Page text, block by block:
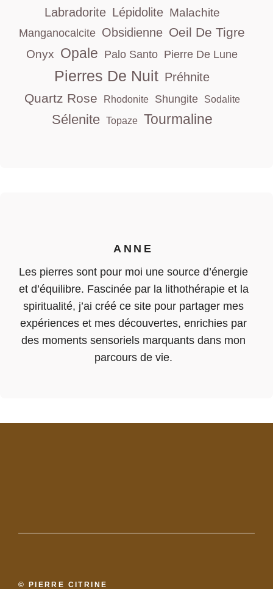
Labradorite Lépidolite Malachite
Manganocalcite Obsidienne Oeil De Tigre
Onyx Opale Palo Santo Pierre De Lune
Pierres De Nuit Préhnite
Quartz Rose Rhodonite Shungite Sodalite
Sélenite Topaze Tourmaline
ANNE
Les pierres sont pour moi une source d’énergie
et d’équilibre. Fascinée par la lithothérapie et la
spiritualité, j’ai créé ce site pour partager mes
expériences et mes découvertes, enrichies par
des moments sensoriels marquants dans mon
parcours de vie.
© PIERRE CITRINE